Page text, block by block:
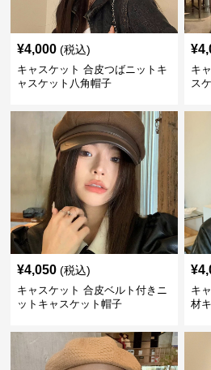
¥4,000 (税込)
キャスケット 合皮つばニットキ
ャスケット八角帽子
¥
キ
ス
¥4,050 (税込)
キャスケット 合皮ベルト付きニ
ットキャスケット帽子
¥
キ
材